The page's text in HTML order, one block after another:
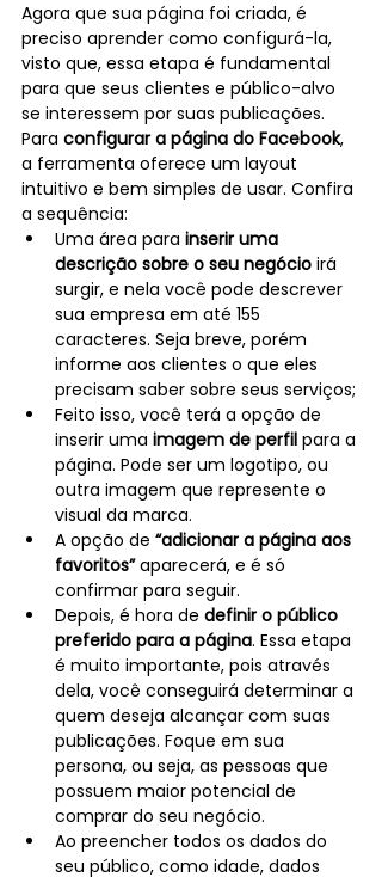
Agora que sua página foi criada, é
preciso aprender como configurá-la,
visto que, essa etapa é fundamental
para que seus clientes e público-alvo
se interessem por suas publicações.
Para configurar a página do Facebook,
a ferramenta oferece um layout
intuitivo e bem simples de usar. Confira
a sequência:
Uma área para inserir uma
descrição sobre o seu negócio irá
surgir, e nela você pode descrever
sua empresa em até 155
caracteres. Seja breve, porém
informe aos clientes o que eles
precisam saber sobre seus serviços;
Feito isso, você terá a opção de
inserir uma imagem de perfil para a
página. Pode ser um logotipo, ou
outra imagem que represente o
visual da marca.
A opção de “adicionar a página aos
favoritos” aparecerá, e é só
confirmar para seguir.
Depois, é hora de definir o público
preferido para a página. Essa etapa
é muito importante, pois através
dela, você conseguirá determinar a
quem deseja alcançar com suas
publicações. Foque em sua
persona, ou seja, as pessoas que
possuem maior potencial de
comprar do seu negócio.
Ao preencher todos os dados do
seu público, como idade, dados